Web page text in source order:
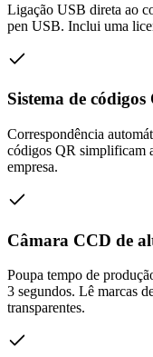
Ligação USB direta ao
pen USB. Inclui uma
Sistema de códigos
Correspondência
códigos QR simplificam
empresa.
Câmara CCD de
Poupa tempo de
3 segundos. Lê marcas
transparentes.